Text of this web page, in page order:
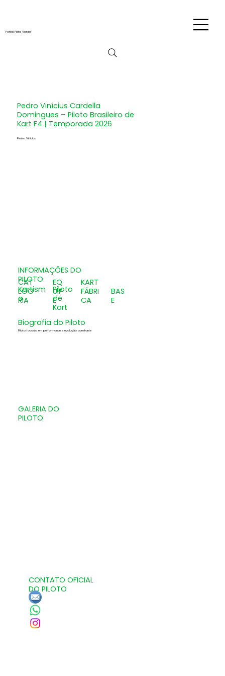
Portal Pista Verde
Pedro Vinícius Cardella
Domingues – Piloto Brasileiro de
Kart F4 | Temporada 2026
Pedro Vinicius
INFORMAÇÕES DO
PILOTO
CAT
EGO
RIA
Kartism
o
EQ
UIP
E
Piloto
de
Kart
KART
FÁBRI
CA
BAS
E
Biografia do Piloto
Piloto focado em performance e evolução constante
GALERIA DO
PILOTO
CONTATO OFICIAL
DO PILOTO